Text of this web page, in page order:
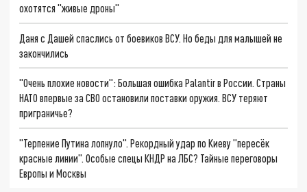
охотятся "живые дроны"
Даня с Дашей спаслись от боевиков ВСУ. Но беды для малышей не
закончились
"Очень плохие новости": Большая ошибка Palantir в России. Страны
НАТО впервые за СВО остановили поставки оружия. ВСУ теряют
приграничье?
"Терпение Путина лопнуло". Рекордный удар по Киеву "пересёк
красные линии". Особые спецы КНДР на ЛБС? Тайные переговоры
Европы и Москвы